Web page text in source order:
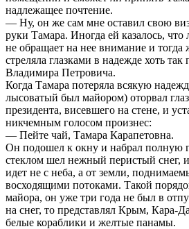
надлежащее почтение.
— Ну, он же сам мне оставил свою
руки Тамара. Иногда ей казалось,
не обращает на нее внимание и
стреляла глазками в надежде хоть
Владимира Петровича.
Когда Тамара потеряла всякую
лысоватый был майором) оторвал
президента, висевшего на стене, и
никчемным голосом произнес:
— Пейте чай, Тамара Карапетовна.
Он подошел к окну и набрал полную
стеклом шел нежный перистый снег, и
идет не с неба, а от земли,
восходящими потоками. Такой
майора, он уже три года не был в
на снег, то представлял Крым, Кара-
белые кораблики и желтые панамы.